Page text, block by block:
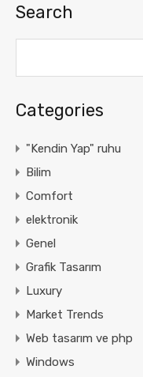
Search
Categories
"Kendin Yap" ruhu
Bilim
Comfort
elektronik
Genel
Grafik Tasarım
Luxury
Market Trends
Web tasarım ve php
Windows